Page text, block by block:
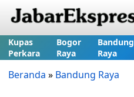
Kupas
Perkara
Bogor
Raya
Bandung
Raya
Beranda » Bandung Raya